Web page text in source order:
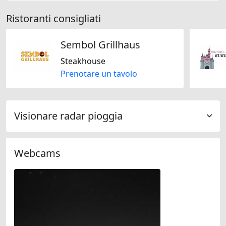
Ristoranti consigliati
Sembol Grillhaus
Steakhouse
Prenotare un tavolo
Visionare radar pioggia
Webcams